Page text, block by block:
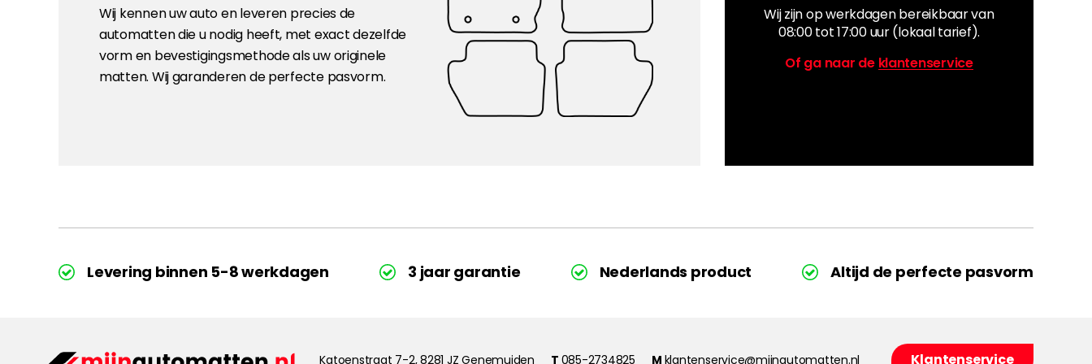
Wij kennen uw auto en leveren precies de
automatten die u nodig heeft, met exact dezelfde
vorm en bevestigingsmethode als uw originele
matten. Wij garanderen de perfecte pasvorm.
Wij zijn op werkdagen bereikbaar van
08:00 tot 17:00 uur (lokaal tarief).
Of ga naar de klantenservice
Levering binnen 5-8 werkdagen 3 jaar garantie Nederlands product Altijd de perfecte pasvorm
Katoenstraat 7-2, 8281 JZ Genemuiden T 085-2734825 M klantenservice@mijnautomatten.nl Klantenservice